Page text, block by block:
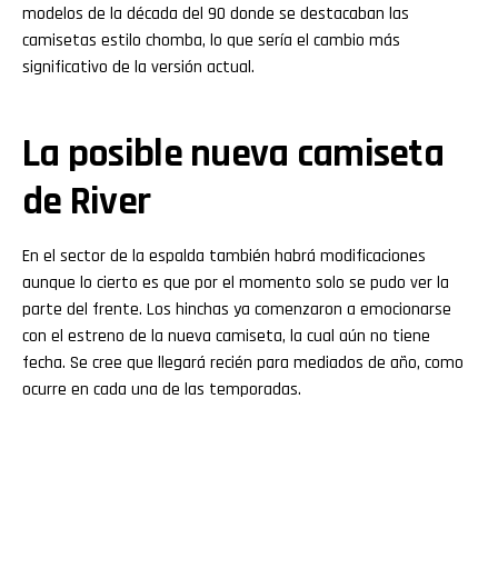
modelos de la década del 90 donde se destacaban las
camisetas estilo chomba, lo que sería el cambio más
significativo de la versión actual.
La posible nueva camiseta
de River
En el sector de la espalda también habrá modificaciones
aunque lo cierto es que por el momento solo se pudo ver la
parte del frente. Los hinchas ya comenzaron a emocionarse
con el estreno de la nueva camiseta, la cual aún no tiene
fecha. Se cree que llegará recién para mediados de año, como
ocurre en cada una de las temporadas.